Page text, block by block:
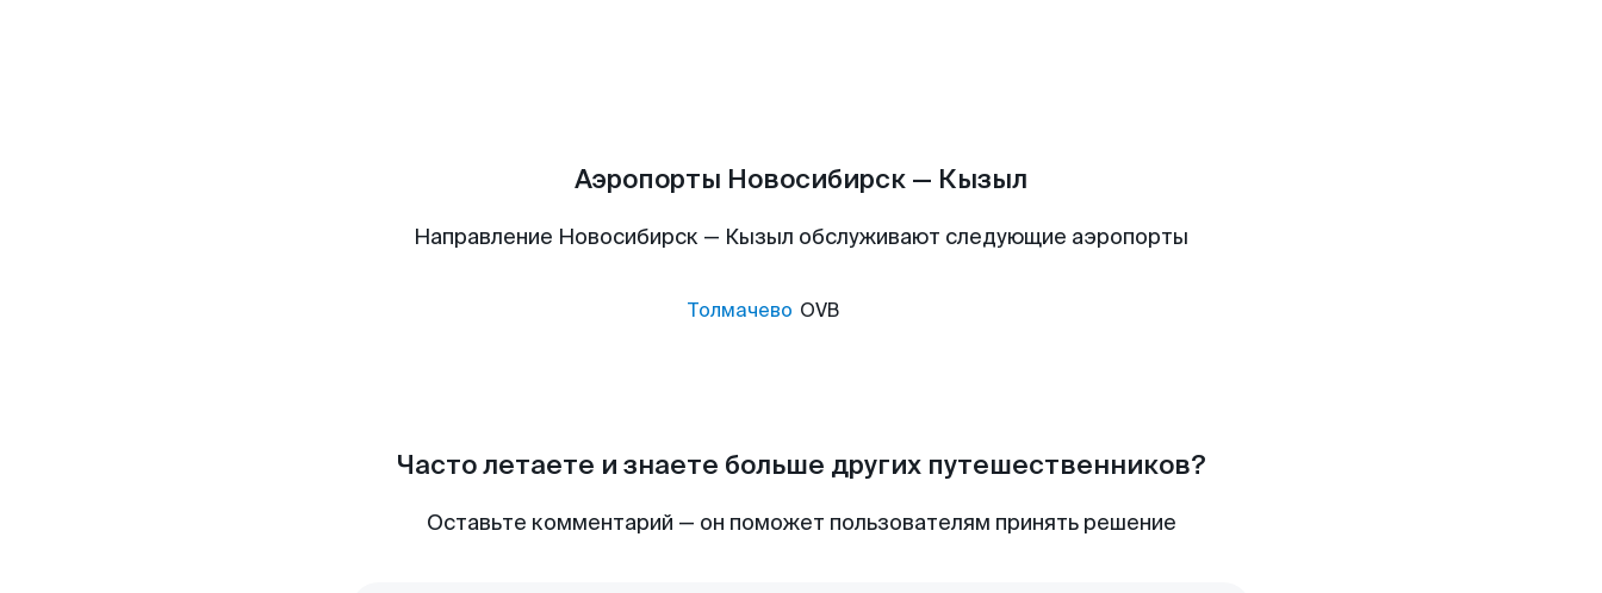
Аэропорты Новосибирск — Кызыл
Направление Новосибирск — Кызыл обслуживают следующие аэропорты
Толмачево OVB
Часто летаете и знаете больше других путешественников?
Оставьте комментарий — он поможет пользователям принять решение